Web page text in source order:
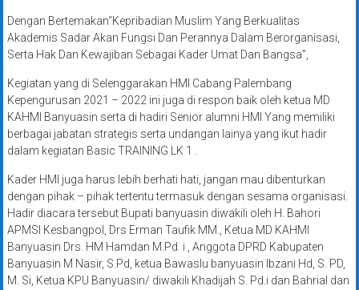
Dengan Bertemakan“Kepribadian Muslim Yang Berkualitas
Akademis Sadar Akan Fungsi Dan Perannya Dalam Berorganisasi,
Serta Hak Dan Kewajiban Sebagai Kader Umat Dan Bangsa”,
Kegiatan yang di Selenggarakan HMI Cabang Palembang
Kepengurusan 2021 – 2022 ini juga di respon baik oleh ketua MD
KAHMI Banyuasin serta di hadiri Senior alumni HMI Yang memiliki
berbagai jabatan strategis serta undangan lainya yang ikut hadir
dalam kegiatan Basic TRAINING LK 1 .
Kader HMI juga harus lebih berhati hati, jangan mau dibenturkan
dengan pihak – pihak tertentu termasuk dengan sesama organisasi.
Hadir diacara tersebut Bupati banyuasin diwakili oleh H. Bahori
APMSI Kesbangpol, Drs Erman Taufik MM., Ketua MD KAHMI
Banyuasin Drs. HM Hamdan M.Pd. i , Anggota DPRD Kabupaten
Banyuasin M Nasir, S.Pd, ketua Bawaslu banyuasin Ibzani Hd, S. PD,
M. Si, Ketua KPU Banyuasin/ diwakili Khadijah S. Pd.i dan Bahrial dan